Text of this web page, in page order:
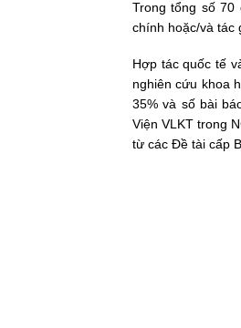
Trong tổng số 70
chính hoặc/và tác
Hợp tác quốc tế
nghiên cứu khoa
35% và số bài
Viện VLKT trong
từ các Đề tài cấp